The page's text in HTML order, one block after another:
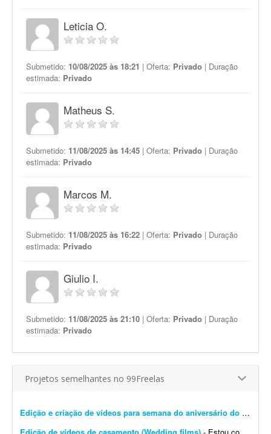
Leticia O.
Submetido: 10/08/2025 às 18:21 | Oferta: Privado | Duração
estimada: Privado
Matheus S.
Submetido: 11/08/2025 às 14:45 | Oferta: Privado | Duração
estimada: Privado
Marcos M.
Submetido: 11/08/2025 às 16:22 | Oferta: Privado | Duração
estimada: Privado
Giulio I.
Submetido: 11/08/2025 às 21:10 | Oferta: Privado | Duração
estimada: Privado
Projetos semelhantes no 99Freelas
Edição e criação de vídeos para semana do aniversário do pastor